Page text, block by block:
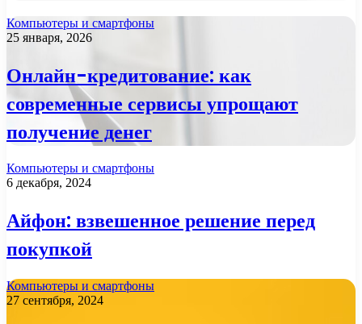
Компьютеры и смартфоны
25 января, 2026
Онлайн-кредитование: как
современные сервисы упрощают
получение денег
Компьютеры и смартфоны
6 декабря, 2024
Айфон: взвешенное решение перед
покупкой
Компьютеры и смартфоны
27 сентября, 2024